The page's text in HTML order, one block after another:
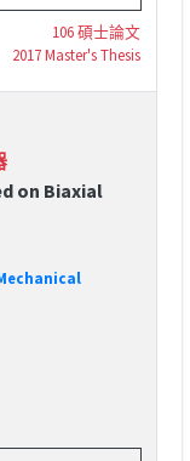
106 碩士論文
2017 Master's Thesis
on Biaxial